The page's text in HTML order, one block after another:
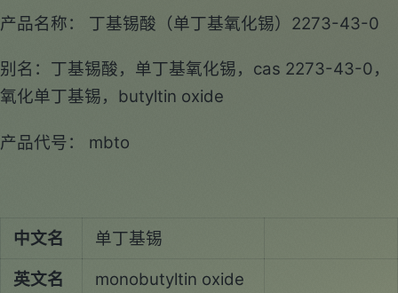
产品名称： 丁基锡酸（单丁基氧化锡）2273-43-0
别名：丁基锡酸，单丁基氧化锡，cas 2273-43-0，
氧化单丁基锡，butyltin oxide
产品代号： mbto
中文名
单丁基锡
英文名
monobutyltin oxide